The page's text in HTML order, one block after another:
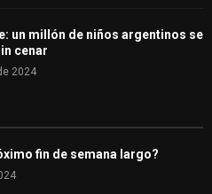
un millón de niños argentinos se
cenar
2024
fin de semana largo?